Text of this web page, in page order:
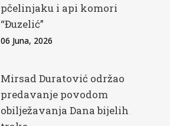
pčelinjaku i api komori
“Đuzelić”
06 Juna, 2026
Mirsad Duratović održao
predavanje povodom
obilježavanja Dana bijelih